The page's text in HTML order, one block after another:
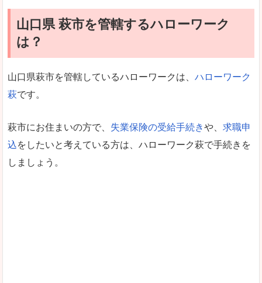
山口県 萩市を管轄するハローワーク
は？
山口県萩市を管轄しているハローワークは、 ハローワーク
萩です。
萩市にお住まいの方で、 失業保険の受給手続きや、 求職申
込をしたいと考えている方は、ハローワーク萩で手続きを
しましょう。